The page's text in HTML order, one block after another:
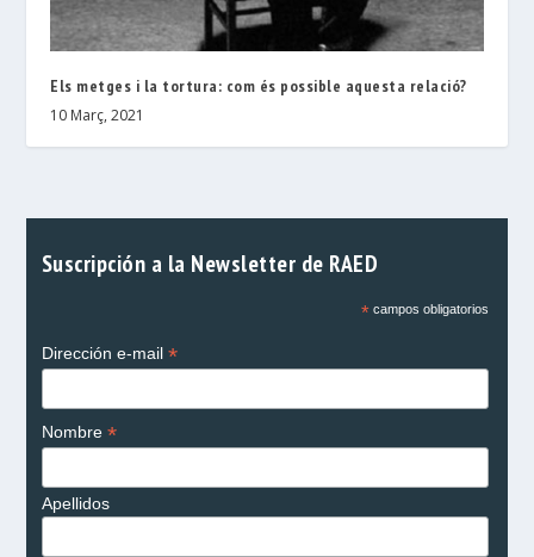
Els metges i la tortura: com és possible aquesta relació?
10 Març, 2021
Suscripción a la Newsletter de RAED
*campos obligatorios
Dirección e-mail *
Nombre *
Apellidos